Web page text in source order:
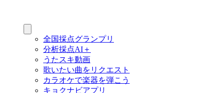
全国採点グランプリ
分析採点AI＋
うたスキ動画
歌いたい曲をリクエスト
カラオケで楽器を弾こう
キョクナビアプリ